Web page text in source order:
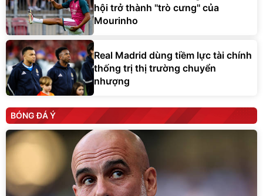
hội trở thành ''trò cưng'' của
Mourinho
Real Madrid dùng tiềm lực tài chính
thống trị thị trường chuyển
nhượng
BÓNG ĐÁ Ý